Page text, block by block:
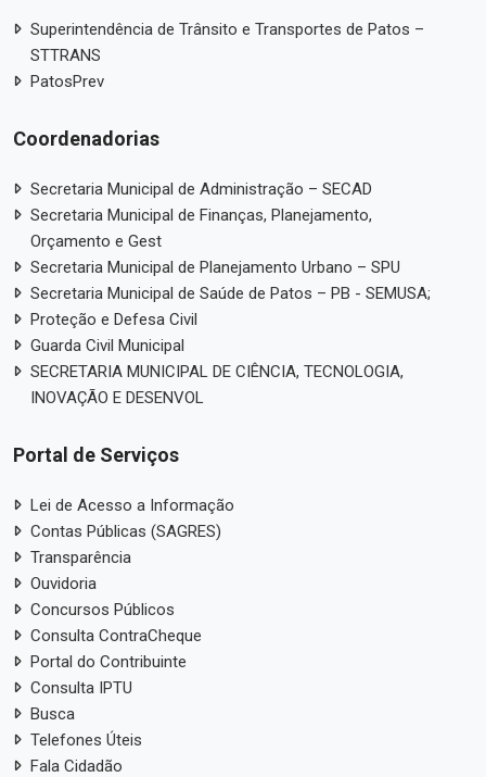
Superintendência de Trânsito e Transportes de Patos –
STTRANS
PatosPrev
Coordenadorias
Secretaria Municipal de Administração – SECAD
Secretaria Municipal de Finanças, Planejamento,
Orçamento e Gest
Secretaria Municipal de Planejamento Urbano – SPU
Secretaria Municipal de Saúde de Patos – PB - SEMUSA;
Proteção e Defesa Civil
Guarda Civil Municipal
SECRETARIA MUNICIPAL DE CIÊNCIA, TECNOLOGIA,
INOVAÇÃO E DESENVOL
Portal de Serviços
Lei de Acesso a Informação
Contas Públicas (SAGRES)
Transparência
Ouvidoria
Concursos Públicos
Consulta ContraCheque
Portal do Contribuinte
Consulta IPTU
Busca
Telefones Úteis
Fala Cidadão